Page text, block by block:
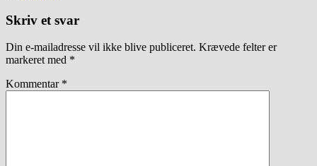
Skriv et svar
Din e-mailadresse vil ikke blive publiceret. Krævede felter er
markeret med *
Kommentar *